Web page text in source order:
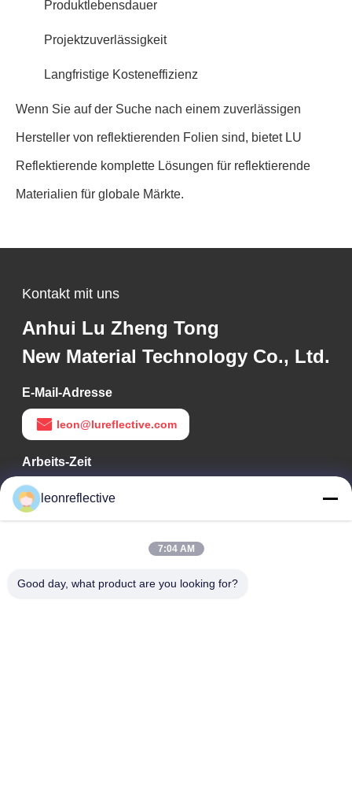
Produktlebensdauer
Projektzuverlässigkeit
Langfristige Kosteneffizienz
Wenn Sie auf der Suche nach einem zuverlässigen
Hersteller von reflektierenden Folien sind, bietet LU
Reflektierende komplette Lösungen für reflektierende
Materialien für globale Märkte.
Kontakt mit uns
Anhui Lu Zheng Tong
New Material Technology Co., Ltd.
E-Mail-Adresse
leon@lureflective.com
Arbeits-Zeit
9:00-18:00
Unsere Adresse
Adresse des Unternehmens
Technologiepark Huayi, Hightech-Zone, Hefei, Anhui, China
leonreflective
7:04 AM
Good day, what product are you looking for?